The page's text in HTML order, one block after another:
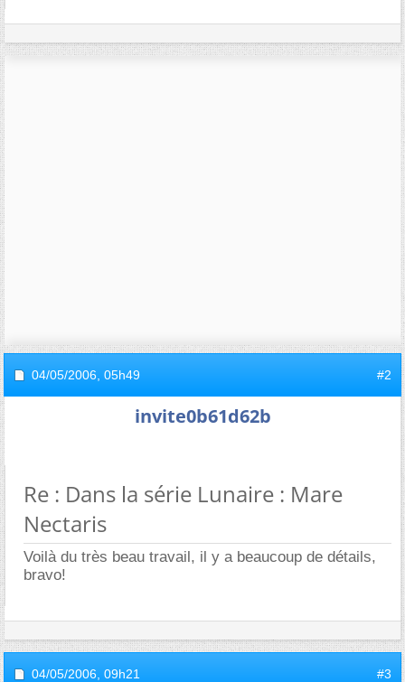
04/05/2006, 05h49 #2
invite0b61d62b
Re : Dans la série Lunaire : Mare
Nectaris
Voilà du très beau travail, il y a beaucoup de détails,
bravo!
04/05/2006, 09h21 #3